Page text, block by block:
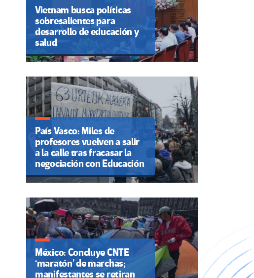
Vietnam busca políticas
sobresalientes para
desarrollo de educación y
salud
País Vasco: Miles de
profesores vuelven a salir
a la calle tras fracasar la
negociación con Educación
México: Concluye CNTE
‘maratón’ de marchas;
manifestantes se retiran